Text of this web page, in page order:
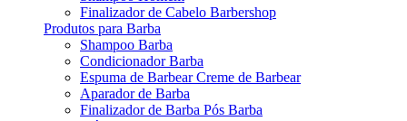
Finalizador de Cabelo Barbershop
Produtos para Barba
Shampoo Barba
Condicionador Barba
Espuma de Barbear Creme de Barbear
Aparador de Barba
Finalizador de Barba Pós Barba